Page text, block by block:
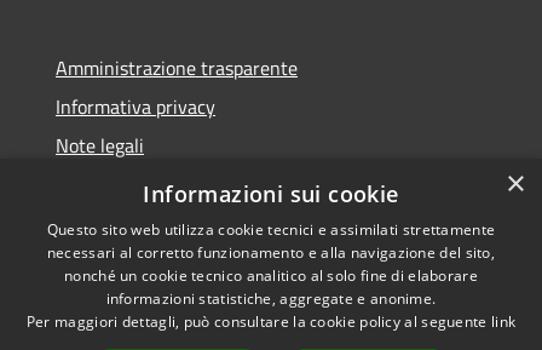
Amministrazione trasparente
Informativa privacy
Note legali
Dichiarazione di accessibilità
Accessibilità
Copyright © 2026 • Comune di
Porto San Giorgio • Powered by
×
Informazioni sui cookie
Questo sito web utilizza cookie tecnici e assimilati strettamente
necessari al corretto funzionamento e alla navigazione del sito,
nonché un cookie tecnico analitico al solo fine di elaborare
informazioni statistiche, aggregate e anonime.
Per maggiori dettagli, può consultare la cookie policy al seguente link